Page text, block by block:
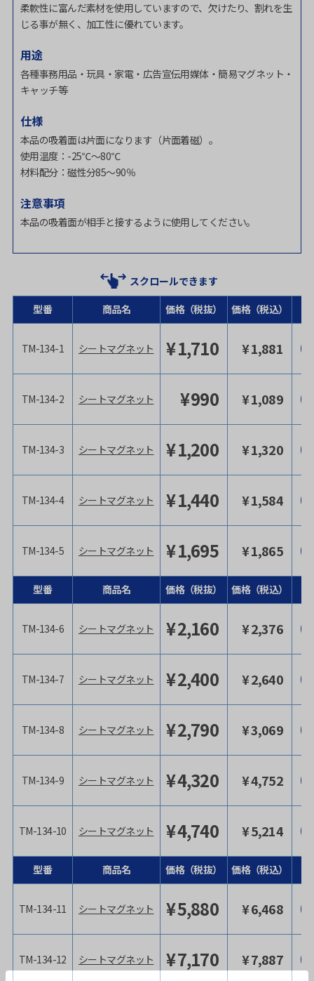
柔軟性に富んだ素材を使用していますので、欠けたり、割れを生
じる事が無く、加工性に優れています。
用途
各種事務用品・玩具・家電・広告宣伝用媒体・簡易マグネット・
キャッチ等
仕様
本品の吸着面は片面になります（片面着磁）。
使用温度：-25℃～80℃
材料配分：磁性分85～90％
注意事項
本品の吸着面が相手と接するように使用してください。
スクロールできます
型番
TM-134-1
TM-134-2
TM-134-3
TM-134-4
TM-134-5
型番
TM-134-6
TM-134-7
TM-134-8
TM-134-9
TM-134-10
型番
TM-134-11
TM-134-12
商品名 価格（税抜） 価格（税込）
シートマグネット ¥1,710 ¥1,881
シートマグネット ¥990 ¥1,089
シートマグネット ¥1,200 ¥1,320
シートマグネット ¥1,440 ¥1,584
シートマグネット ¥1,695 ¥1,865
商品名 価格（税抜） 価格（税込）
シートマグネット ¥2,160 ¥2,376
シートマグネット ¥2,400 ¥2,640
シートマグネット ¥2,790 ¥3,069
シートマグネット ¥4,320 ¥4,752
シートマグネット ¥4,740 ¥5,214
商品名 価格（税抜） 価格（税込）
シートマグネット ¥5,880 ¥6,468
シートマグネット ¥7,170 ¥7,887